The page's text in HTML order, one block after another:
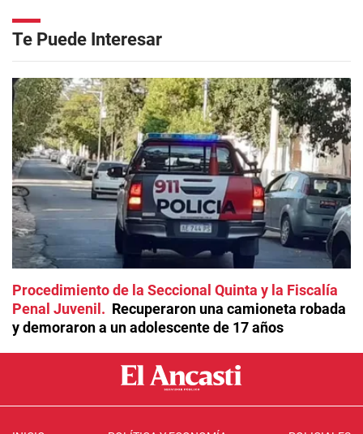
Te Puede Interesar
Procedimiento de la Seccional Quinta y la Fiscalía
Penal Juvenil
Recuperaron una camioneta robada
y demoraron a un adolescente de 17 años